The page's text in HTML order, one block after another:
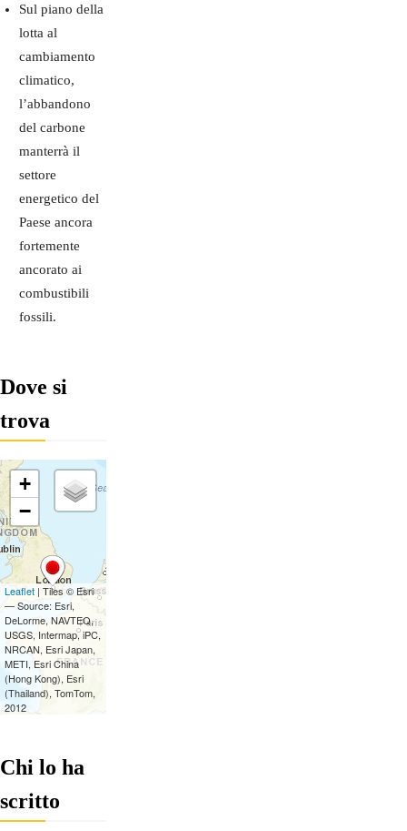
Sul piano della
lotta al
cambiamento
climatico,
l’abbandono
del carbone
manterrà il
settore
energetico del
Paese ancora
fortemente
ancorato ai
combustibili
fossili.
Dove si
trova
Chi lo ha
scritto